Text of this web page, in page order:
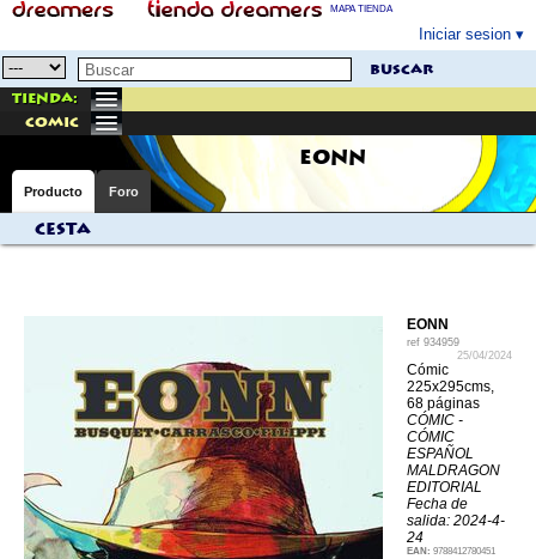
MAPA TIENDA
Iniciar sesion
buscar
Tienda:
comic
EONN
Producto Foro
Cesta
EONN
ref 934959
25/04/2024
Cómic
225x295cms,
68 páginas
CÓMIC -
CÓMIC
ESPAÑOL
MALDRAGON
EDITORIAL
Fecha de
salida: 2024-4-
24
EAN: 9788412780451